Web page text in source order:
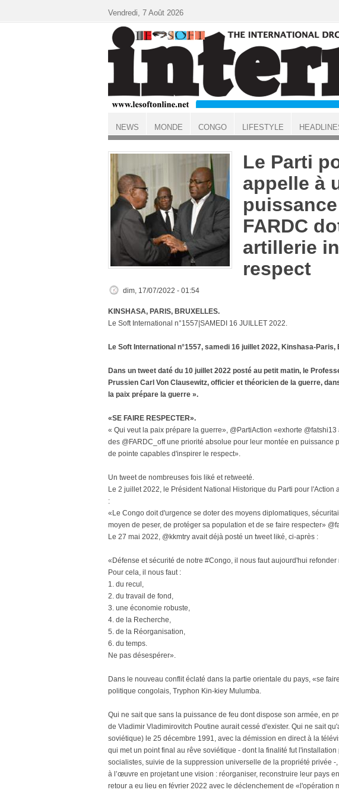
ACCUEIL
Le Parti
appelle à
FARDC
artillerie
respect
dim, 17/07/2022 - 01:54
KINSHASA, PARIS, BRUXELLES.
Le Soft International n°1557|SAMEDI 16 JUILLET 2022.
Le Soft International n°1557, samedi 16 juillet 2022, Kinshasa-Paris,
Dans un tweet daté du 10 juillet 2022 posté au petit matin, le
Prussien Carl Von Clausewitz, officier et théoricien de la guerre,
la paix prépare la guerre ».
«SE FAIRE RESPECTER».
« Qui veut la paix prépare la guerre», @PartiAction «exhorte
des @FARDC_off une priorité absolue pour leur montée en puissance
de pointe capables d'inspirer le respect».
Un tweet de nombreuses fois liké et retweeté.
Le 2 juillet 2022, le Président National Historique du Parti pour l'Action
:
«Le Congo doit d'urgence se doter des moyens diplomatiques,
moyen de peser, de protéger sa population et de se faire respecter»
Le 27 mai 2022, @kkmtry avait déjà posté un tweet liké, ci-après :
«Défense et sécurité de notre #Congo, il nous faut aujourd'hui
Pour cela, il nous faut :
1. du recul,
2. du travail de fond,
3. une économie robuste,
4. de la Recherche,
5. de la Réorganisation,
6. du temps.
Ne pas désespérer».
Dans le nouveau conflit éclaté dans la partie orientale du pays, «se
politique congolais, Tryphon Kin-kiey Mulumba.
Qui ne sait que sans la puissance de feu dont dispose son armée, en
de Vladimir Vladimirovitch Poutine aurait cessé d'exister. Qui ne sait
soviétique) le 25 décembre 1991, avec la démission en direct à la
qui met un point final au rêve soviétique - dont la finalité fut
socialistes, suivie de la suppression universelle de la propriété privée -
à l’œuvre en projetant une vision : réorganiser, reconstruire leur pays
retour a eu lieu en février 2022 avec le déclenchement de «l'opération
Vendredi, 7 Août 2026
NEWS MONDE CONGO LIFESTYLE